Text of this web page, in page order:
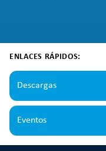
ENLACES RÁPIDOS:
Descargas
Eventos